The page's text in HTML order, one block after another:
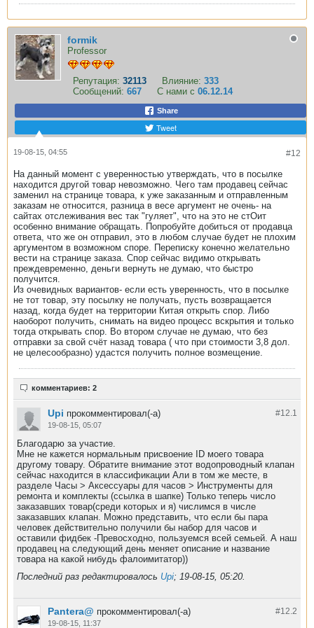
formik
Professor
Репутация: 32113 Влияние: 333
Сообщений: 667 С нами с 06.12.14
Share
Tweet
#12
19-08-15, 04:55
На данный момент с уверенностью утверждать, что в посылке
находится другой товар невозможно. Чего там продавец сейчас
заменил на странице товара, к уже заказанным и отправленным
заказам не относится, разница в весе аргумент не очень- на
сайтах отслеживания вес так "гуляет", что на это не стОит
особенно внимание обращать. Попробуйте добиться от продавца
ответа, что же он отправил, это в любом случае будет не плохим
аргументом в возможном споре. Переписку конечно желательно
вести на странице заказа. Спор сейчас видимо открывать
преждевременно, деньги вернуть не думаю, что быстро
получится.
Из очевидных вариантов- если есть уверенность, что в посылке
не тот товар, эту посылку не получать, пусть возвращается
назад, когда будет на территории Китая открыть спор. Либо
наоборот получить, снимать на видео процесс вскрытия и только
тогда открывать спор. Во втором случае не думаю, что без
отправки за свой счёт назад товара ( что при стоимости 3,8 дол.
не целесообразно) удастся получить полное возмещение.
комментариев: 2
#12.1
Upi прокомментировал(-а)
19-08-15, 05:07
Благодарю за участие.
Мне не кажется нормальным присвоение ID моего товара
другому товару. Обратите внимание этот водопроводный клапан
сейчас находится в классификации Али в том же месте, в
разделе Часы > Аксессуары для часов > Инструменты для
ремонта и комплекты (ссылка в шапке) Только теперь число
заказавших товар(среди которых и я) числимся в числе
заказавших клапан. Можно представить, что если бы пара
человек действительно получили бы набор для часов и
оставили фидбек -Превосходно, пользуемся всей семьей. А наш
продавец на следующий день меняет описание и название
товара на какой нибудь фалоимитатор))
Последний раз редактировалось Upi; 19-08-15, 05:20
#12.2
Pantera@ прокомментировал(-а)
19-08-15, 11:37